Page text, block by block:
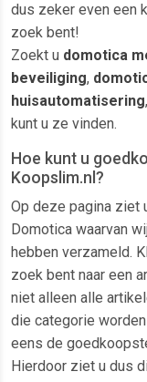
dus zeker even een
zoek bent!
Zoekt u domotica
beveiliging,
huisautomatisering
kunt u ze vinden.
Hoe kunt u
Koopslim.nl?
Op deze pagina ziet
Domotica waarvan
hebben verzameld.
zoek bent naar een
niet alleen alle
die categorie
eens de
Hierdoor ziet u dus